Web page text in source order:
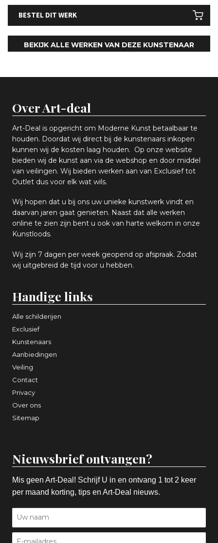
BESTEL DIT WERK
BEKIJK ALLE WERKEN VAN DEZE KUNSTENAAR
Over Art-deal
Art-Deal is opgericht om Moderne Kunst betaalbaar te
houden. Doordat wij direct bij de kunstenaars inkopen
kunnen wij de kosten laag houden. Op onze website
bieden wij de kunst aan via de webshop en door middel
van veilingen. Wij bieden werken aan van Exclusief tot
Outlet dus voor elk wat wils.
Wij hopen dat u bij ons uw unieke kunstwerk vindt en
daarvan jaren gaat genieten. Naast dat alle werken
online te zien zijn bent u ook van harte welkom in onze
Kunstloods.
Wij zijn 7 dagen per week geopend op afspraak. Zodat
wij uitgebreid de tijd voor u hebben.
Handige links
Alle schilderijen
Exclusief
Kunstenaars
Aanbiedingen
Veiling
Contact
Privacy
Over ons
Sitemap
Nieuwsbrief ontvangen?
Mis geen Art-Deal! Schrijf U in en ontvang 1 tot 2 keer
per maand korting, tips en Art-Deal nieuws.